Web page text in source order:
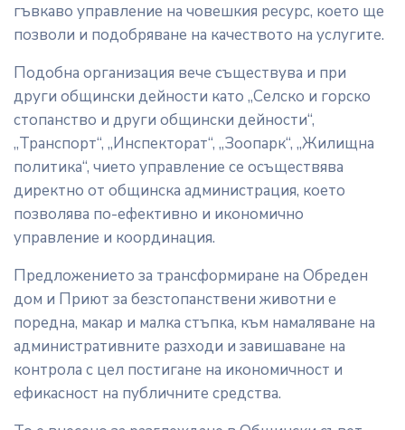
гъвкаво управление на човешкия ресурс, което ще
позволи и подобряване на качеството на услугите.
Подобна организация вече съществува и при
други общински дейности като „Селско и горско
стопанство и други общински дейности“,
„Транспорт“, „Инспекторат“, „Зоопарк“, „Жилищна
политика“, чието управление се осъществява
директно от общинска администрация, което
позволява по-ефективно и икономично
управление и координация.
Предложението за трансформиране на Обреден
дом и Приют за безстопанствени животни е
поредна, макар и малка стъпка, към намаляване на
административните разходи и завишаване на
контрола с цел постигане на икономичност и
ефикасност на публичните средства.